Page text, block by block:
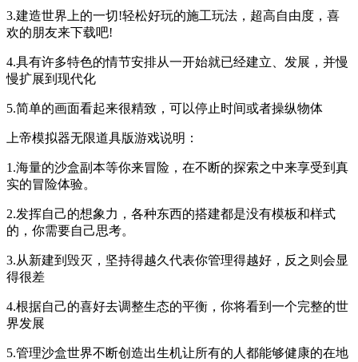
3.建造世界上的一切!轻松好玩的施工玩法，超高自由度，喜
欢的朋友来下载吧!
4.具有许多特色的情节安排从一开始就已经建立、发展，并慢
慢扩展到现代化
5.简单的画面看起来很精致，可以停止时间或者操纵物体
上帝模拟器无限道具版游戏说明：
1.海量的沙盒副本等你来冒险，在不断的探索之中来享受到真
实的冒险体验。
2.发挥自己的想象力，各种东西的搭建都是没有模板和样式
的，你需要自己思考。
3.从新建到毁灭，坚持得越久代表你管理得越好，反之则会显
得很差
4.根据自己的喜好去调整生态的平衡，你将看到一个完整的世
界发展
5.管理沙盒世界不断创造出生机让所有的人都能够健康的在地